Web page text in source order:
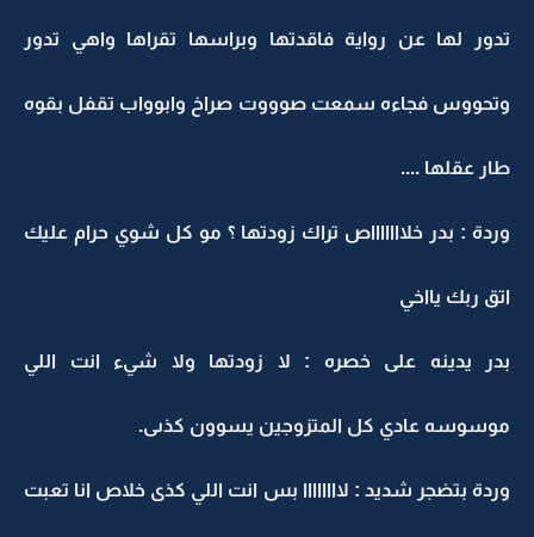
تدور لها عن رواية فاقدتها وبراسها تقراها واهي تدور
وتحووس فجاءه سمعت صوووت صراخ وابوواب تقفل بقوه
طار عقلها ....
وردة : بدر خلاااااااص تراك زودتها ؟ مو كل شوي حرام عليك
اتق ربك يااخي
بدر يدينه على خصره : لا زودتها ولا شيء انت اللي
موسوسه عادي كل المتزوجين يسوون كذىى.
وردة بتضجر شديد : لاااااااا بس انت اللي كذى خلاص انا تعبت